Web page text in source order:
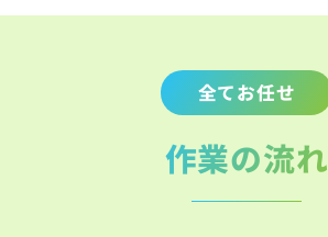
全てお任せ
作業の流れ